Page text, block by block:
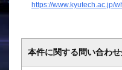
https://www.kyutech.ac.jp/
本件に関する問い合わ